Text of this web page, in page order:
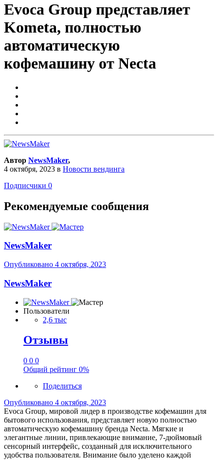
Evoca Group представляет
Kometa, полностью
автоматическую
кофемашину от Necta
Автор NewsMaker,
4 октября, 2023 в Новости вендинга
Подписчики 0
Рекомендуемые сообщения
NewsMaker
Опубликовано 4 октября, 2023
NewsMaker
Пользователи
2,6 тыс
Отзывы
0 0 0
Общий рейтинг 0%
Поделиться
Опубликовано 4 октября, 2023
Evoca Group, мировой лидер в производстве кофемашин для
бытового использования, представляет новую полностью
автоматическую кофемашину бренда Necta. Мягкие и
элегантные линии, привлекающие внимание, 7-дюймовый
сенсорный интерфейс, созданный для исключительного
удобства пользователя. Внимание было уделено каждой